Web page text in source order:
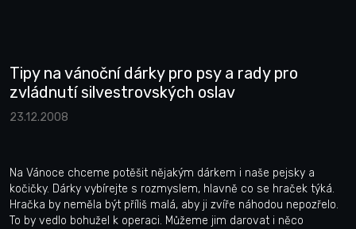
Tipy na vánoční dárky pro psy a rady pro
zvládnutí silvestrovských oslav
23.12.2008
Na Vánoce chceme potěšit nějakým dárkem i naše pejsky a
kočičky. Dárky vybírejte s rozmyslem, hlavně co se hraček týká.
Hračka by neměla být příliš malá, aby ji zvíře náhodou nepozřelo.
To by vedlo bohužel k operaci. Můžeme jim darovat i něco